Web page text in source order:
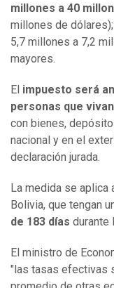
millones a 40
millones de
5,7 millones a 7,2
mayores.
El impuesto será
personas que
con bienes,
nacional y en el
declaración jurada.
La medida se aplica
Bolivia, que tengan
de 183 días durante
El ministro de
"las tasas efectivas